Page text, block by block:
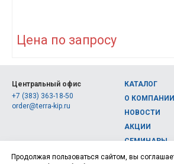
Цена по запросу
Центральный офис
+7 (383) 363-18-50
order@terra-kip.ru
КАТАЛОГ
О КОМПАНИИ
НОВОСТИ
АКЦИИ
СЕМИНАРЫ
КОНТАКТЫ
Продолжая пользоваться сайтом, вы